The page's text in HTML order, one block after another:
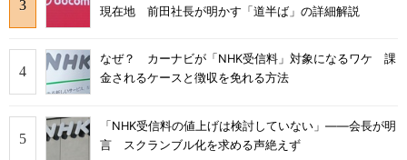
現在地 前田社長が明かす「道半ば」の詳細解説
なぜ？ カーナビが「NHK受信料」対象になるワケ 課
金されるケースと徴収を免れる方法
「NHK受信料の値上げは検討していない」――会長が明
言 スクランブル化を求める声絶えず